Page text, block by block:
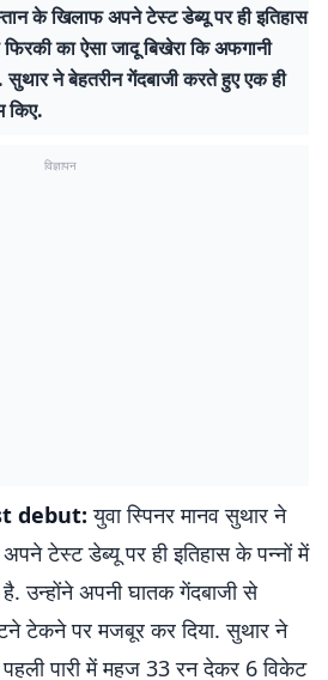
के खिलाफ अपने टेस्ट डेब्यू पर ही इतिहास
का ऐसा जादू बिखेरा कि अफगानी
ने बेहतरीन गेंदबाजी करते हुए एक ही
किए.
विज्ञापन
debut:युवा स्पिनर मानव सुथार ने
टेस्ट डेब्यू पर ही इतिहास के पन्नों में
है. उन्होंने अपनी घातक गेंदबाजी से
टेकने पर मजबूर कर दिया. सुथार ने
पारी में महज 33 रन देकर 6 विकेट